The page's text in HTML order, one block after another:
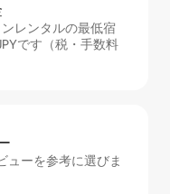
レンタルの最低宿
です（税・手数料
ューを参考に選びま